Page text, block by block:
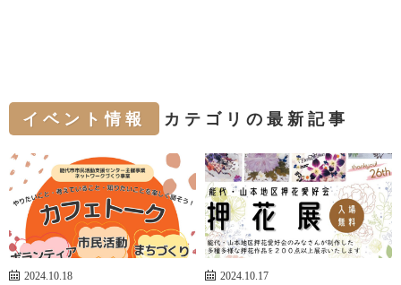
イベント情報 カテゴリの最新記事
2024.10.18 2024.10.17